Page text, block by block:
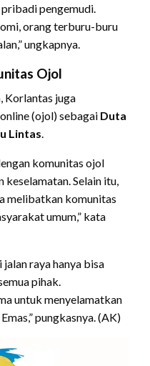
pengemudi.
orang terburu-buru
ungkapnya.
Ojol
Korlantas juga
(ojol) sebagai Duta
Lintas.
komunitas ojol
Selain itu,
melibatkan komunitas
umum,” kata
raya hanya bisa
pihak.
untuk menyelamatkan
pungkasnya. (AK)